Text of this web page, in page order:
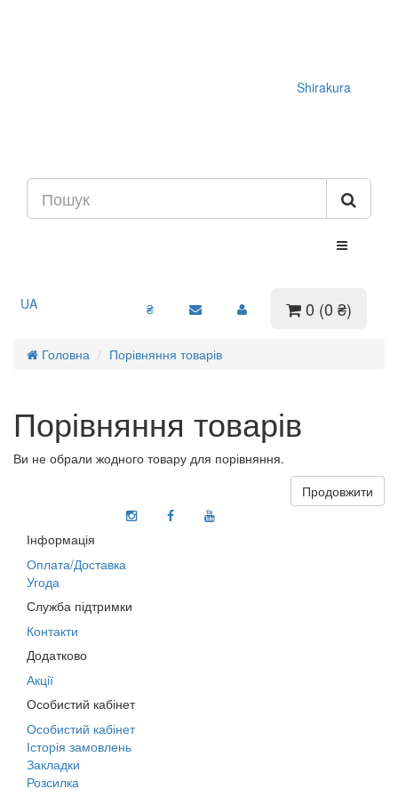
Shirakura
UA ₴ 0 (0 ₴)
Головна Порівняння товарів
Порівняння товарів
Ви не обрали жодного товару для порівняння.
Продовжити
Інформація
Оплата/Доставка
Угода
Служба підтримки
Контакти
Додатково
Акції
Особистий кабінет
Особистий кабінет
Історія замовлень
Закладки
Розсилка